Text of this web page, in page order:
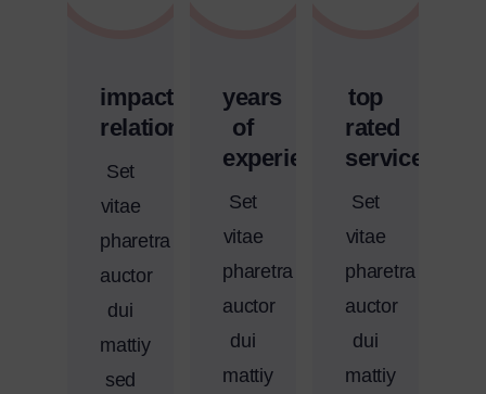
impactful
relations
Set
vitae
pharetra
auctor
dui
mattiy
sed
years
of
experience
Set
vitae
pharetra
auctor
dui
mattiy
top
rated
services
Set
vitae
pharetra
auctor
dui
mattiy